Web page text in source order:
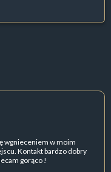
wgnieceniem w moim
Kontakt bardzo dobry
gorąco !